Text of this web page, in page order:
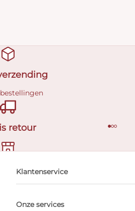
retour
afspraak
Klantenservice
Onze services